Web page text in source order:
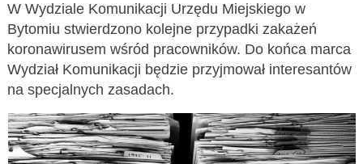
W Wydziale Komunikacji Urzędu Miejskiego w
Bytomiu stwierdzono kolejne przypadki zakażeń
koronawirusem wśród pracowników. Do końca marca
Wydział Komunikacji będzie przyjmował interesantów
na specjalnych zasadach.